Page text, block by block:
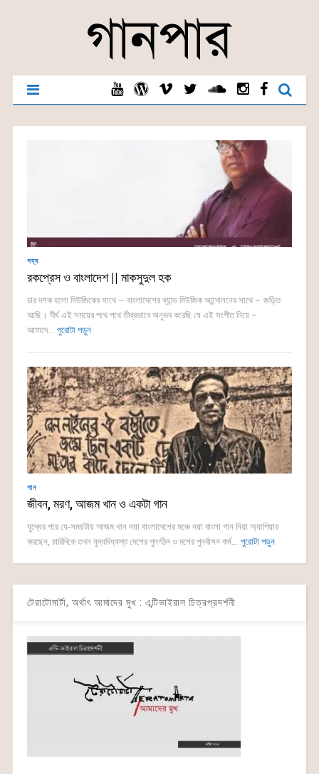
গদ্য
রকপ্রেস ও বাংলাদেশ || মাকসুদুল হক
চার দশক হলো মিউজিকের সাথে – বাংলাদেশের ব্যান্ড মিউজিক আন্দোলনের সাথে – জড়িত
আছি। দীর্ঘ এই সময়ের পথে পথে তীব্রভাবে অনুভব করেছি যে এই সংগীত নিয়ে –
আমাদে... পুরোটা পড়ুন
গান
জীবন, মরণ, আজম খান ও একটা গান
যুদ্ধের পরে যে-সময়টায় আজম খান নয়া বাংলাদেশের মঞ্চে নয়া বাংলা গান নিয়া অ্যাপিয়ার
করছেন, চারিদিকে তখন যুদ্ধবিধ্বস্ত দেশের পুনর্গঠন ও দশের পুনর্বাসন কর্ম... পুরোটা পড়ুন
টেরাটোমার্টা, অর্থাৎ আমাদের মুখ : এন্টিভাইরাল চিত্রপ্রদর্শনী